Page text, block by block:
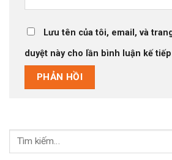
Lưu tên của tôi, email, và
duyệt này cho lần bình luận kế
Tìm